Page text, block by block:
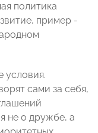
политика
пример -
условия.
сами за себя,
не о дружбе, а